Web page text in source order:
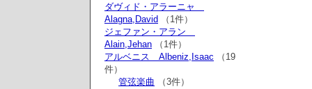
ダヴィド・アラーニャ
Alagna,David （1件）
ジェファン・アラン
Alain,Jehan （1件）
アルベニス Albeniz,Isaac （19
件）
管弦楽曲 （3件）